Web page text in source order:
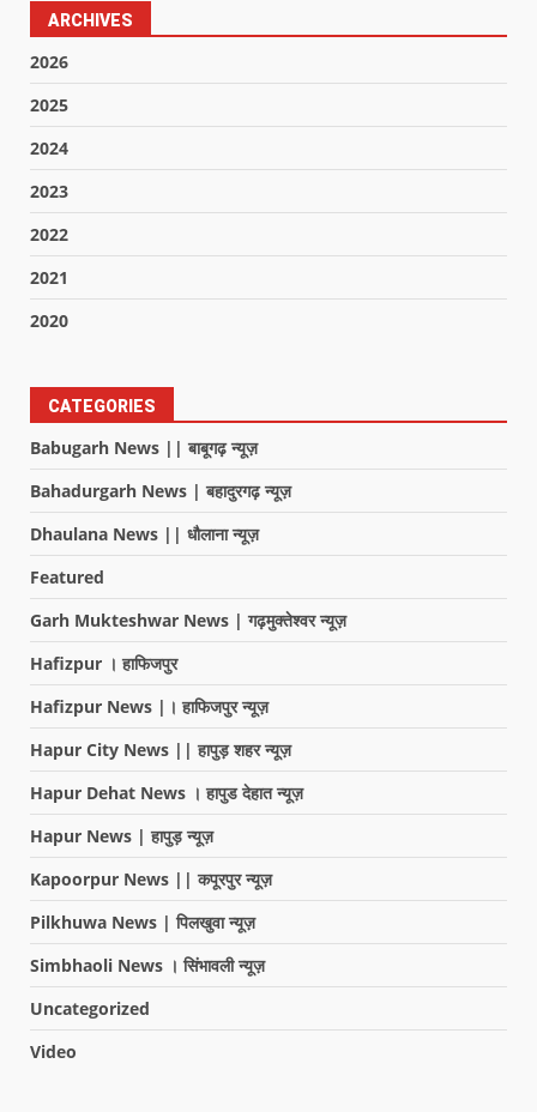
ARCHIVES
2026
2025
2024
2023
2022
2021
2020
CATEGORIES
Babugarh News || बाबूगढ़ न्यूज़
Bahadurgarh News | बहादुरगढ़ न्यूज़
Dhaulana News || धौलाना न्यूज़
Featured
Garh Mukteshwar News | गढ़मुक्तेश्वर न्यूज़
Hafizpur । हाफिजपुर
Hafizpur News |। हाफिजपुर न्यूज़
Hapur City News || हापुड़ शहर न्यूज़
Hapur Dehat News । हापुड देहात न्यूज़
Hapur News | हापुड़ न्यूज़
Kapoorpur News || कपूरपुर न्यूज़
Pilkhuwa News | पिलखुवा न्यूज़
Simbhaoli News । सिंभावली न्यूज़
Uncategorized
Video